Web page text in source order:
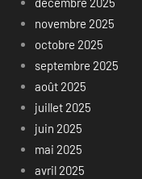
novembre 2025
octobre 2025
septembre 2025
août 2025
juillet 2025
juin 2025
mai 2025
avril 2025